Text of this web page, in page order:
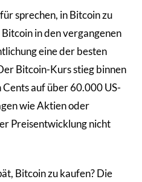
sprechen, in Bitcoin zu
in den vergangenen
eine der besten
Bitcoin-Kurs stieg binnen
auf über 60.000 US-
wie Aktien oder
Preisentwicklung nicht
Bitcoin zu kaufen? Die